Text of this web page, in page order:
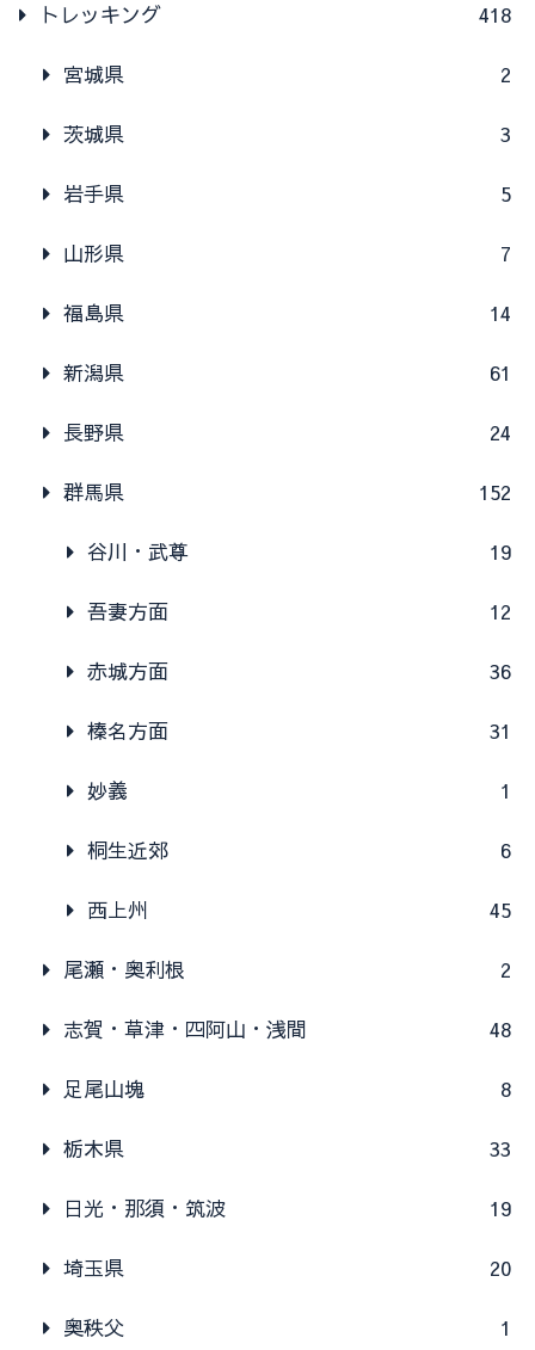
トレッキング 418
宮城県 2
茨城県 3
岩手県 5
山形県 7
福島県 14
新潟県 61
長野県 24
群馬県 152
谷川・武尊 19
吾妻方面 12
赤城方面 36
榛名方面 31
妙義 1
桐生近郊 6
西上州 45
尾瀬・奥利根 2
志賀・草津・四阿山・浅間 48
足尾山塊 8
栃木県 33
日光・那須・筑波 19
埼玉県 20
奥秩父 1